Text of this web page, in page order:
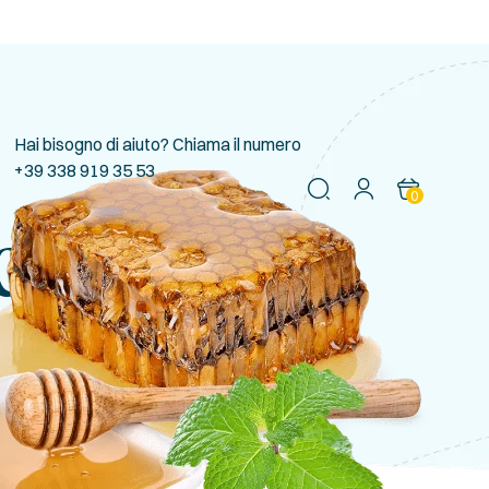
0
Hai bisogno di aiuto? Chiama il numero
+39 338 919 35 53